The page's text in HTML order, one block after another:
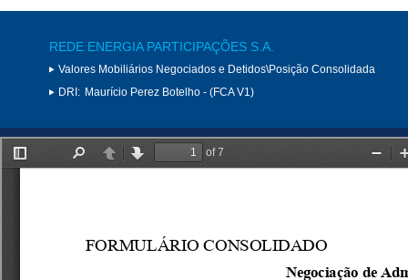
REDE ENERGIA PARTICIPAÇÕES S.A.
Valores Mobiliários Negociados e Detidos\Posição Consolidada
DRI: Maurício Perez Botelho - (FCA V1)